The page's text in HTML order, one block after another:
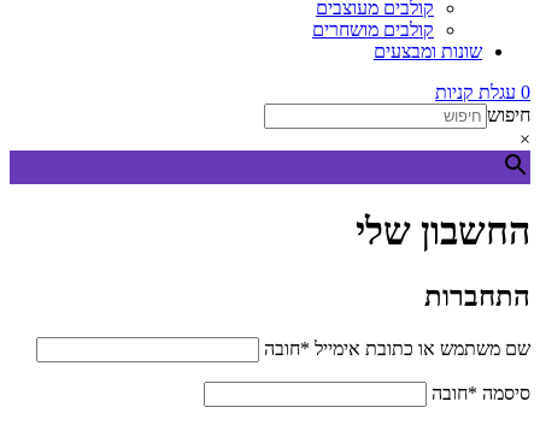
קולבים מעוצבים
קולבים מושחרים
שונות ומבצעים
0 עגלת קניות
חיפוש
×
החשבון שלי
התחברות
שם משתמש או כתובת אימייל *חובה
סיסמה *חובה